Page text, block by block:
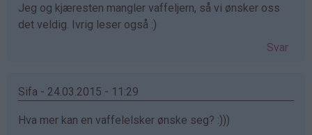
Jeg og kjæresten mangler vaffeljern, så vi ønsker oss
det veldig. Ivrig leser også :)
Svar
Sifa - 24.03.2015 - 11:29
Hva mer kan en vaffelelsker ønske seg? :)))